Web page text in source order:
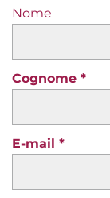
Nome
Cognome
E-mail